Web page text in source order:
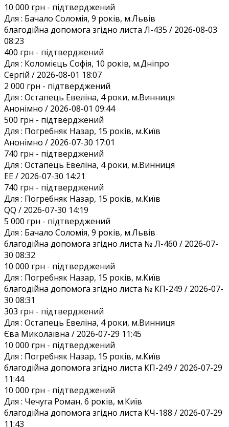
10 000 грн - підтверджений
Для : Бачало Соломія, 9 років, м.Львів
благодійна допомога згідно листа Л-435 / 2026-08-03
08:23
400 грн - підтверджений
Для : Коломієць Софія, 10 років, м.Дніпро
Сергій / 2026-08-01 18:07
2 000 грн - підтверджений
Для : Остапець Евеліна, 4 роки, м.Винниця
Анонiмно / 2026-08-01 09:44
500 грн - підтверджений
Для : Погребняк Назар, 15 років, м.Київ
Анонiмно / 2026-07-30 17:01
740 грн - підтверджений
Для : Остапець Евеліна, 4 роки, м.Винниця
EE / 2026-07-30 14:21
740 грн - підтверджений
Для : Погребняк Назар, 15 років, м.Київ
QQ / 2026-07-30 14:19
5 000 грн - підтверджений
Для : Бачало Соломія, 9 років, м.Львів
благодійна допомога згідно листа № Л-460 / 2026-07-
30 08:32
10 000 грн - підтверджений
Для : Погребняк Назар, 15 років, м.Київ
благодійна допомога згідно листа № КП-249 / 2026-07-
30 08:31
303 грн - підтверджений
Для : Остапець Евеліна, 4 роки, м.Винниця
Єва Миколаївна / 2026-07-29 11:45
10 000 грн - підтверджений
Для : Погребняк Назар, 15 років, м.Київ
благодійна допомога згідно листа КП-249 / 2026-07-29
11:44
10 000 грн - підтверджений
Для : Чечуга Роман, 6 років, м.Київ
благодійна допомога згідно листа КЧ-188 / 2026-07-29
11:43